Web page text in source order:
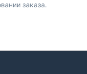
заказа.